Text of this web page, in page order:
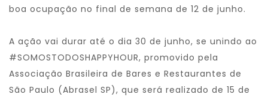
boa ocupação no final de semana de 12 de junho.
A ação vai durar até o dia 30 de junho, se unindo ao
#SOMOSTODOSHAPPYHOUR, promovido pela
Associação Brasileira de Bares e Restaurantes de
São Paulo (Abrasel SP), que será realizado de 15 de